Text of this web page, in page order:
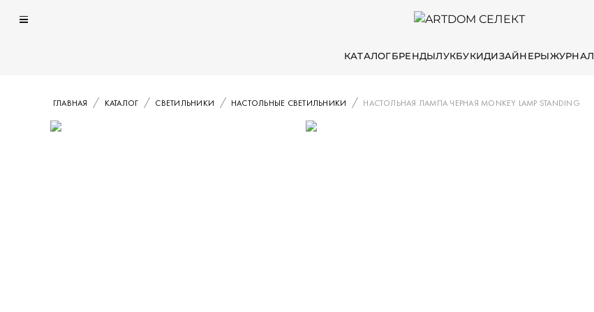
КАТАЛОГБРЕНДЫЛУКБУКИДИЗАЙНЕРЫЖУРНАЛ
ГЛАВНАЯ КАТАЛОГ СВЕТИЛЬНИКИ НАСТОЛЬНЫЕ СВЕТИЛЬНИКИ НАСТОЛЬНАЯ ЛАМПА ЧЕРНАЯ MONKEY LAMP STANDING